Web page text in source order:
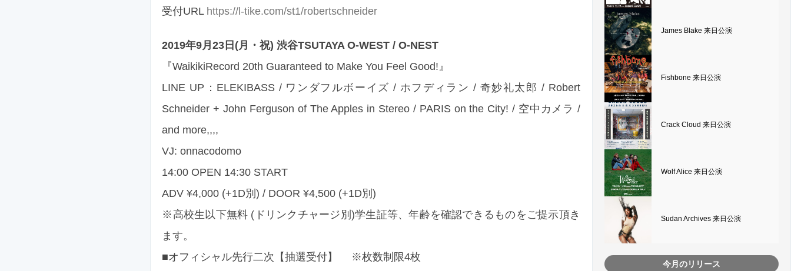
受付URL https://l-tike.com/st1/robertschneider
2019年9月23日(月・祝) 渋谷TSUTAYA O-WEST / O-NEST
『WaikikiRecord 20th Guaranteed to Make You Feel Good!』
LINE UP：ELEKIBASS / ワンダフルボーイズ / ホフディラン / 奇妙礼太郎 / Robert
Schneider + John Ferguson of The Apples in Stereo / PARIS on the City! / 空中カメラ /
and more,,,,
VJ: onnacodomo
14:00 OPEN 14:30 START
ADV ¥4,000 (+1D別) / DOOR ¥4,500 (+1D別)
※高校生以下無料 (ドリンクチャージ別)学生証等、年齢を確認できるものをご提示頂き
ます。
■オフィシャル先行二次【抽選受付】 ※枚数制限4枚
James Blake 来日公演
Fishbone 来日公演
Crack Cloud 来日公演
Wolf Alice 来日公演
Sudan Archives 来日公演
今月のリリース